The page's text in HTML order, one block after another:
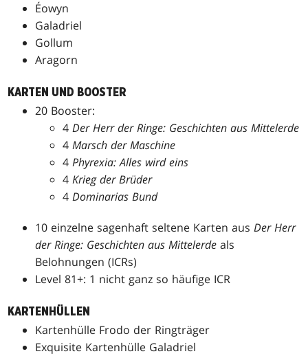
Éowyn
Galadriel
Gollum
Aragorn
KARTEN UND BOOSTER
20 Booster:
4Der Herr der Ringe: Geschichten aus Mittelerde
4Marsch der Maschine
4Phyrexia: Alles wird eins
4Krieg der Brüder
4Dominarias Bund
10 einzelne sagenhaft seltene Karten ausDer Herr
der Ringe: Geschichten aus Mittelerde als
Belohnungen (ICRs)
Level 81+: 1 nicht ganz so häufige ICR
KARTENHÜLLEN
Kartenhülle Frodo der Ringträger
Exquisite Kartenhülle Galadriel